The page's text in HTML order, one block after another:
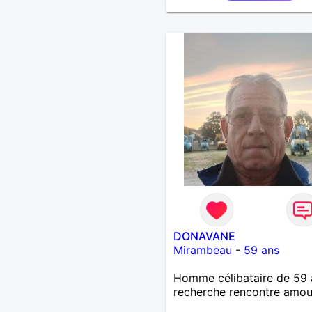
DONAVANE
Mirambeau - 59 ans
Homme célibataire de 59
recherche rencontre